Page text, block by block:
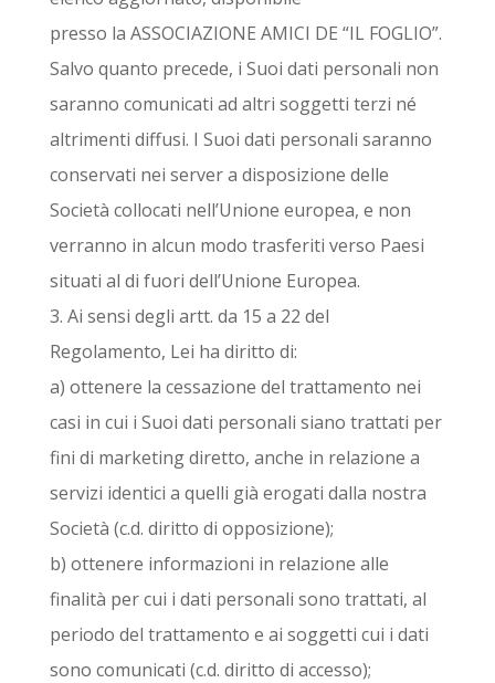
presso la ASSOCIAZIONE AMICI DE “IL FOGLIO”.
Salvo quanto precede, i Suoi dati personali non
saranno comunicati ad altri soggetti terzi né
altrimenti diffusi. I Suoi dati personali saranno
conservati nei server a disposizione delle
Società collocati nell’Unione europea, e non
verranno in alcun modo trasferiti verso Paesi
situati al di fuori dell’Unione Europea.
3. Ai sensi degli artt. da 15 a 22 del
Regolamento, Lei ha diritto di:
a) ottenere la cessazione del trattamento nei
casi in cui i Suoi dati personali siano trattati per
fini di marketing diretto, anche in relazione a
servizi identici a quelli già erogati dalla nostra
Società (c.d. diritto di opposizione);
b) ottenere informazioni in relazione alle
finalità per cui i dati personali sono trattati, al
periodo del trattamento e ai soggetti cui i dati
sono comunicati (c.d. diritto di accesso);